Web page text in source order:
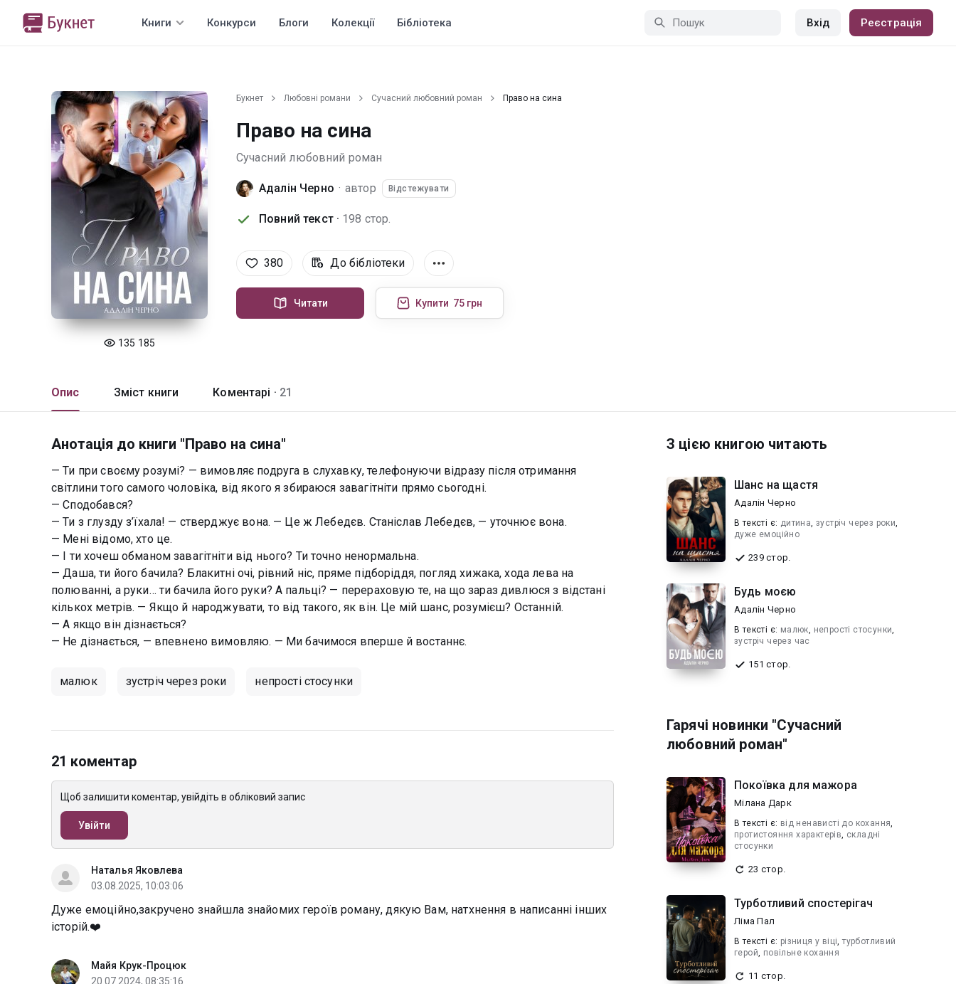
Книги Конкурси Блоги Колекції Бібліотека Вхід Реєстрація
135 185
Букнет Любовні романи Сучасний любовний роман Право на сина
Право на сина
Сучасний любовний роман
Адалін Черно · автор Відстежувати
Повний текст · 198 стор.
380 До бібліотеки
Читати Купити 75 грн
Опис Зміст книги Коментарі · 21
Анотація до книги "Право на сина"
— Ти при своєму розумі? — вимовляє подруга в слухавку, телефонуючи відразу після отримання
світлини того самого чоловіка, від якого я збираюся завагітніти прямо сьогодні.
— Сподобався?
— Ти з глузду з’їхала! — стверджує вона. — Це ж Лебедєв. Станіслав Лебедєв, — уточнює вона.
— Мені відомо, хто це.
— І ти хочеш обманом завагітніти від нього? Ти точно ненормальна.
— Даша, ти його бачила? Блакитні очі, рівний ніс, пряме підборіддя, погляд хижака, хода лева на
полюванні, а руки… ти бачила його руки? А пальці? — перераховую те, на що зараз дивлюся з відстані
кількох метрів. — Якщо й народжувати, то від такого, як він. Це мій шанс, розумієш? Останній.
— А якщо він дізнається?
— Не дізнається, — впевнено вимовляю. — Ми бачимося вперше й востаннє.
малюк зустріч через роки непрості стосунки
21 коментар
Щоб залишити коментар, увійдіть в обліковий запис
Увійти
Наталья Яковлева
03.08.2025, 10:03:06
Дуже емоційно,закручено знайшла знайомих героїв роману, дякую Вам, натхнення в написанні інших
історій.❤️
Майя Крук-Процюк
20.07.2024, 08:35:16
З цією книгою читають
Шанс на щастя
Адалін Черно
В текcті є: дитина,зустріч через роки,
дуже емоційно
239 стор.
Будь моєю
Адалін Черно
В текcті є: малюк, непрості стосунки,
зустріч через час
151 стор.
Гарячі новинки "Сучасний
любовний роман"
Покоївка для мажора
Мілана Дарк
В текcті є: від ненависті до кохання,
протистояння характерів, складні
стосунки
23 стор.
Турботливий спостерігач
Ліма Пал
В текcті є: різниця у віці,​турботливий
герой, повільне кохання
11 стор.